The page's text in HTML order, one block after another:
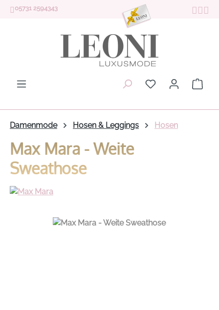
Zum Hauptinhalt springen
05731 2594343
Du hast 0
Damenmode Hosen & Leggings Hosen
Max Mara - Weite
Sweathose